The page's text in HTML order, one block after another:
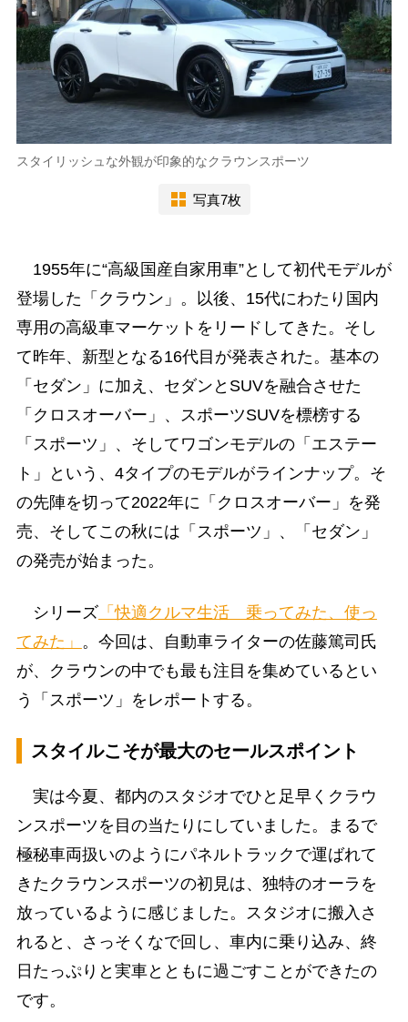
スタイリッシュな外観が印象的なクラウンスポーツ
写真7枚
1955年に“高級国産自家用車”として初代モデルが
登場した「クラウン」。以後、15代にわたり国内
専用の高級車マーケットをリードしてきた。そし
て昨年、新型となる16代目が発表された。基本の
「セダン」に加え、セダンとSUVを融合させた
「クロスオーバー」、スポーツSUVを標榜する
「スポーツ」、そしてワゴンモデルの「エステー
ト」という、4タイプのモデルがラインナップ。そ
の先陣を切って2022年に「クロスオーバー」を発
売、そしてこの秋には「スポーツ」、「セダン」
の発売が始まった。
シリーズ「快適クルマ生活 乗ってみた、使っ
てみた」 。今回は、自動車ライターの佐藤篤司氏
が、クラウンの中でも最も注目を集めているとい
う「スポーツ」をレポートする。
スタイルこそが最大のセールスポイント
実は今夏、都内のスタジオでひと足早くクラウ
ンスポーツを目の当たりにしていました。まるで
極秘車両扱いのようにパネルトラックで運ばれて
きたクラウンスポーツの初見は、独特のオーラを
放っているように感じました。スタジオに搬入さ
れると、さっそくなで回し、車内に乗り込み、終
日たっぷりと実車とともに過ごすことができたの
です。